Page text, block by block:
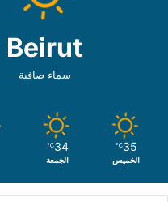
Beirut
سماء صافية
35
℃
الخميس
34
℃
الجمعة